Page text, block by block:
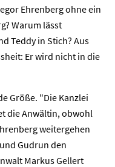
Ehrenberg ohne ein
Warum lässt
Teddy in Stich? Aus
Er wird nicht in die
Größe. "Die Kanzlei
die Anwältin, obwohl
weitergehen
Gudrun den
Markus Gellert